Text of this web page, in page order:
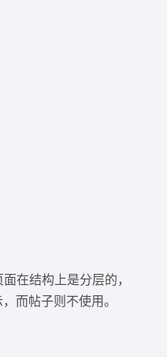
在结构上是分层的，
而帖子则不使用。